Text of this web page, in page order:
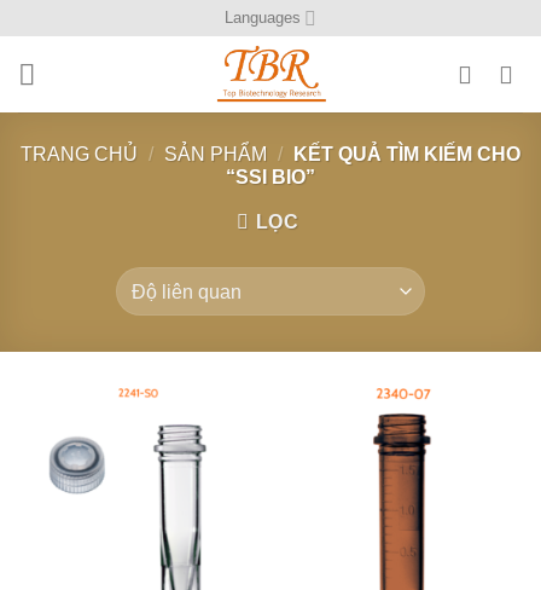
Languages
TRANG CHỦ / SẢN PHẨM /
KẾT QUẢ TÌM KIẾM CHO
“SSI BIO”
LỌC